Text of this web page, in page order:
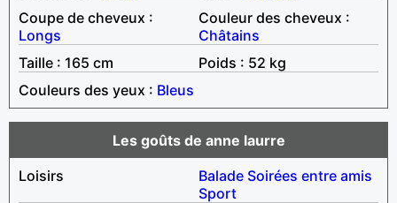
Coupe de cheveux :
Longs
Couleur des cheveux :
Châtains
Taille : 165 cm
Poids : 52 kg
Couleurs des yeux : Bleus
Les goûts de anne laurre
Loisirs
Balade Soirées entre amis
Sport